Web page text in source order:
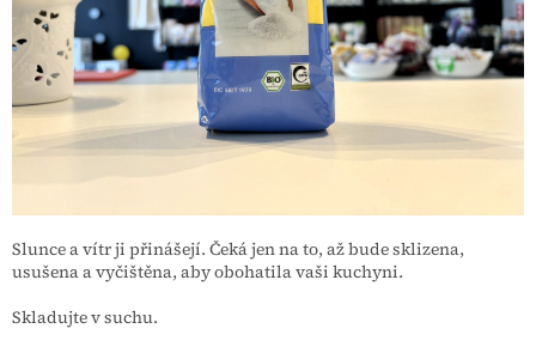
Slunce a vítr ji přinášejí. Čeká jen na to, až bude sklizena,
usušena a vyčištěna, aby obohatila vaši kuchyni.
Skladujte v suchu.